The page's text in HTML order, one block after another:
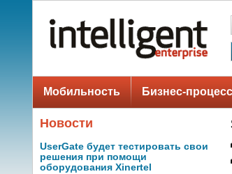
Мобильность Бизнес-
Новости
UserGate будет тестировать свои
решения при помощи
оборудования Xinertel